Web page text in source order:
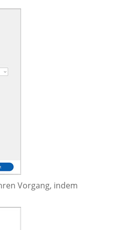
Vorgang, indem